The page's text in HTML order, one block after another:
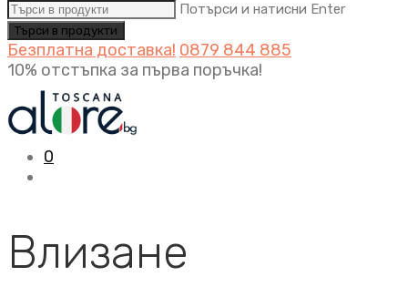
Потърси и натисни Enter
Безплатна доставка! 0879 844 885
10% отстъпка за първа поръчка!
0
Влизане